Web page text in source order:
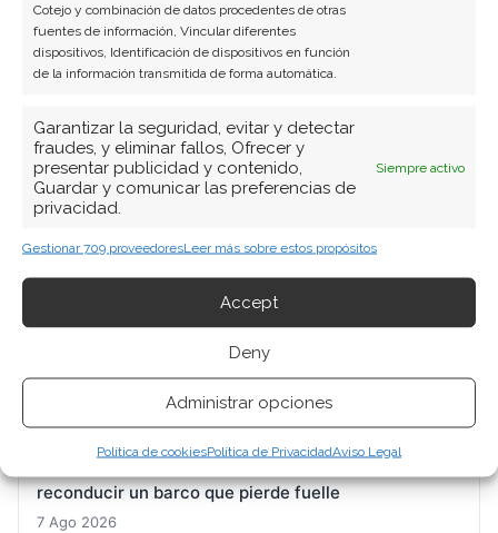
Cotejo y combinación de datos procedentes de otras
fuentes de información, Vincular diferentes
dispositivos, Identificación de dispositivos en función
de la información transmitida de forma automática.
Garantizar la seguridad, evitar y detectar
fraudes, y eliminar fallos, Ofrecer y
presentar publicidad y contenido,
Guardar y comunicar las preferencias de
privacidad.
Siempre activo
Gestionar 709 proveedoresLeer más sobre estos propósitos
Accept
Deny
Administrar opciones
Política de cookiesPolítica de PrivacidadAviso Legal
ARTÍCULOS RECIENTES
la prudencia de los insiders
8 Ago 2026
mientras el mercado castiga su presente
BYD: el desafío de sostener el ritmo que exige su
propio objetivo anual
BioNTech: Oelkers toma el timón con la misión de
reconducir un barco que pierde fuelle
7 Ago 2026